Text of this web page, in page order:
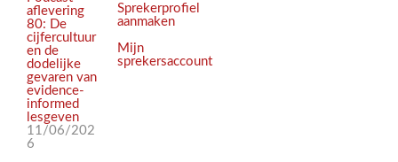
aflevering
80: De
cijfercultuur
en de
dodelijke
gevaren van
evidence-
informed
lesgeven
11/06/202
6
Sprekerprofiel
aanmaken
Mijn
sprekersaccount